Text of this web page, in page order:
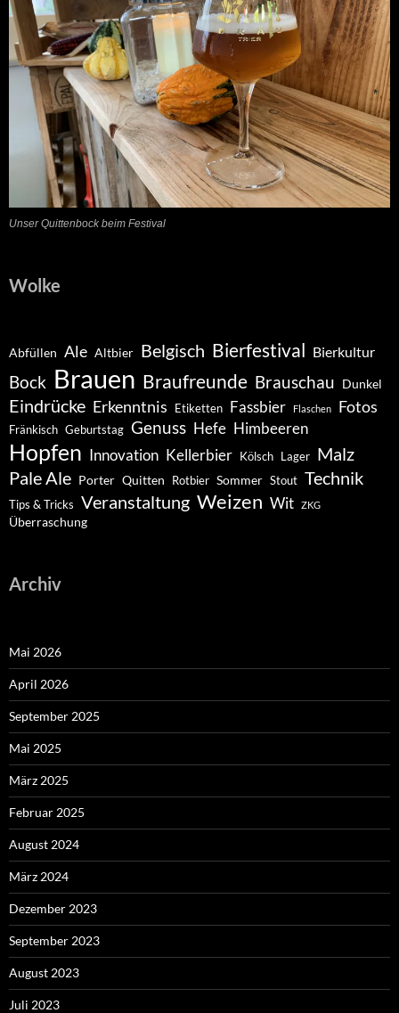
Unser Quittenbock beim Festival
Wolke
Abfüllen Ale Altbier Belgisch Bierfestival Bierkultur
Bock Brauen Braufreunde Brauschau Dunkel
Eindrücke Erkenntnis Etiketten Fassbier Flaschen Fotos
Fränkisch Geburtstag Genuss Hefe Himbeeren
Hopfen Innovation Kellerbier Kölsch Lager Malz
Pale Ale Porter Quitten Rotbier Sommer Stout Technik
Tips & Tricks Veranstaltung Weizen Wit ZKG
Überraschung
Archiv
Mai 2026
April 2026
September 2025
Mai 2025
März 2025
Februar 2025
August 2024
März 2024
Dezember 2023
September 2023
August 2023
Juli 2023